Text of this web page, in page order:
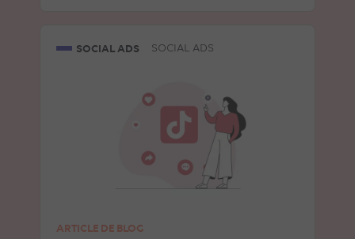
SOCIAL ADS SOCIAL ADS
ARTICLE DE BLOG